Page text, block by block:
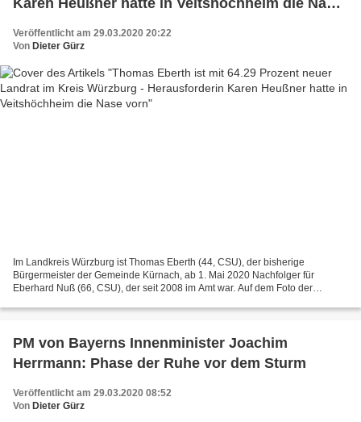
Karen Heußner hatte in Veitshöchheim die Nase
Veröffentlicht am 29.03.2020 20:22
Von Dieter Gürz
Im Landkreis Würzburg ist Thomas Eberth (44, CSU), der bisherige
Bürgermeister der Gemeinde Kürnach, ab 1. Mai 2020 Nachfolger für
Eberhard Nuß (66, CSU), der seit 2008 im Amt war. Auf dem Foto der
PM von Bayerns Innenminister Joachim
Herrmann: Phase der Ruhe vor dem Sturm
Veröffentlicht am 29.03.2020 08:52
Von Dieter Gürz